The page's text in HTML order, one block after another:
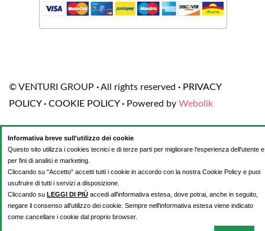
© VENTURI GROUP ·All rights reserved · PRIVACY
POLICY · COOKIE POLICY · Powered by Webolik
Informativa breve sull'utilizzo dei cookie
Questo sito utilizza i cookies tecnici e di terze parti per migliorare l'esperienza dell'utente e
per fini di analisi e marketing.
Cliccando su "Accetto" accetti tutti i cookie in accordo con la nostra Cookie Policy e puoi
usufruire di tutti i servizi a disposizione.
Cliccando su LEGGI DI PIÙ accedi all'informativa estesa, dove potrai, anche in seguito,
negare il consenso all'utilizzo dei cookie. Sempre nell'informativa estesa viene indicato
come cancellare i cookie dal proprio browser.